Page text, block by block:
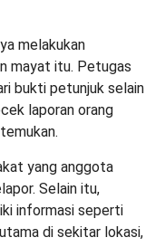
melakukan
mayat itu. Petugas
bukti petunjuk selain
laporan orang
yang anggota
Selain itu,
informasi seperti
di sekitar lokasi,